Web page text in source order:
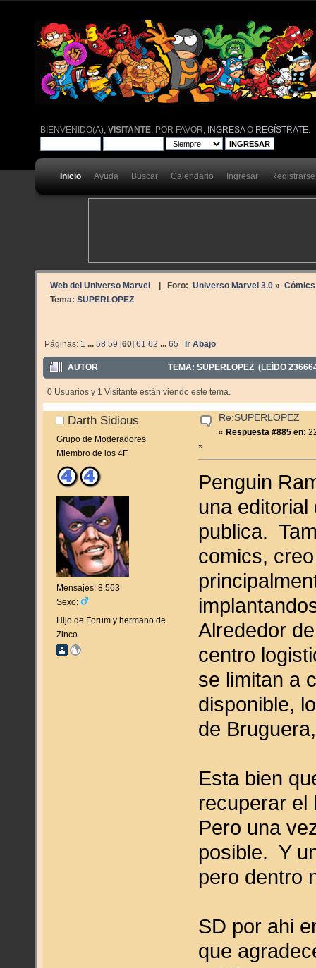
BIENVENIDO(A),VISITANTE . POR FAVOR, INGRESAO REGÍSTRATE
Inicio Ayuda Buscar Calendario Ingresar Registrarse
Web del Universo Marvel | Foro: Universo Marvel 3.0» Cómics
Tema: SUPERLOPEZ
Páginas: 1 ...58 59 [60]61 62 ...65 Ir Abajo
AUTOR TEMA: SUPERLOPEZ (LEÍDO
0 Usuarios y 1 Visitante están viendo este tema.
Darth Sidious
Grupo de Moderadores
Miembro de los 4F
Mensajes: 8.563
Sexo:
Hijo de Forum y hermano de
Zinco
Re:SUPERLOPEZ
«Respuesta #885 en:
»
Penguin
una editorial
publica.
comics,
Alrededor
centro
se limitan a
disponible,
de
Esta bien
recuperar
Pero una
posible. Y
pero dentro
SD por ahi
que